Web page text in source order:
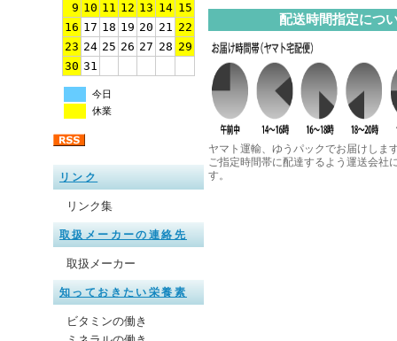
9 10 11 12 13 14 15
16 17 18 19 20 21 22
23 24 25 26 27 28 29
30 31
今日
休業
リンク
リンク集
取扱メーカーの連絡先
取扱メーカー
知っておきたい栄養素
ビタミンの働き
配送時間指定につ
ヤマト運輸、ゆうパックでお届けしま
ご指定時間帯に配達するよう運送会社
す。